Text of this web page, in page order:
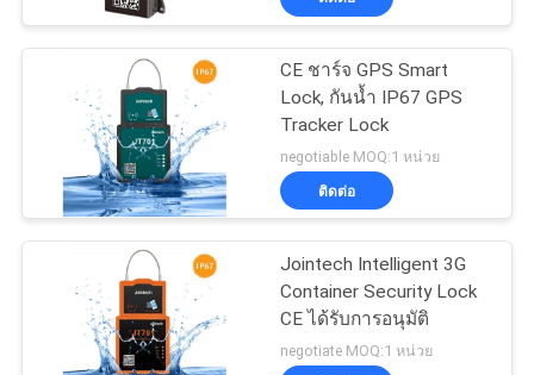
พาหนะ gpsCE ชาร์จ GPS Smart
Lock, กันน้ำ IP67 GPS
Tracker Lock
negotiable MOQ:1 หน่วย
ติดต่อ
Jointech Intelligent 3G
Container Security Lock
CE ได้รับการอนุมัติ
negotiate MOQ:1 หน่วย